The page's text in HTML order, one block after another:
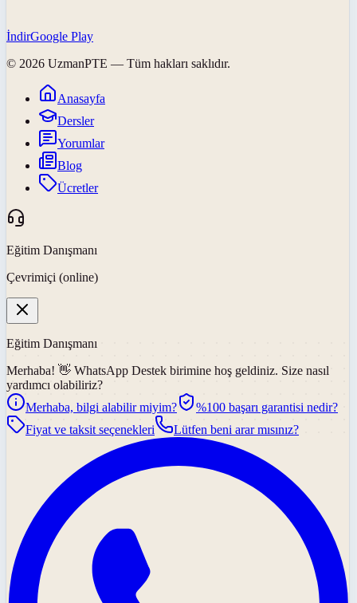
İndirGoogle Play
© 2026 UzmanPTE — Tüm hakları saklıdır.
Anasayfa
Dersler
Yorumlar
Blog
Ücretler
Eğitim Danışmanı
Çevrimiçi (online)
Eğitim Danışmanı
Merhaba! 👋 WhatsApp Destek birimine hoş geldiniz. Size nasıl
yardımcı olabiliriz?
Merhaba, bilgi alabilir miyim?
%100 başarı garantisi nedir?
Fiyat ve taksit seçenekleri
Lütfen beni arar mısınız?